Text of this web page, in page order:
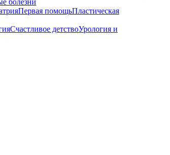
болезни
Первая помощьПластическая
Счастливое детствоУрология и